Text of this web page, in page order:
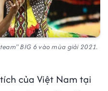
BIG 6 vào mùa giải 2021.
của Việt Nam tại